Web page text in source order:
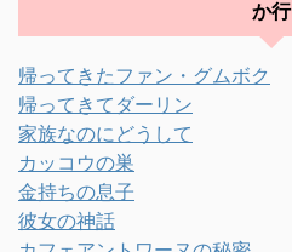
か行
帰ってきたファン・グムボク
帰ってきてダーリン
家族なのにどうして
カッコウの巣
金持ちの息子
彼女の神話